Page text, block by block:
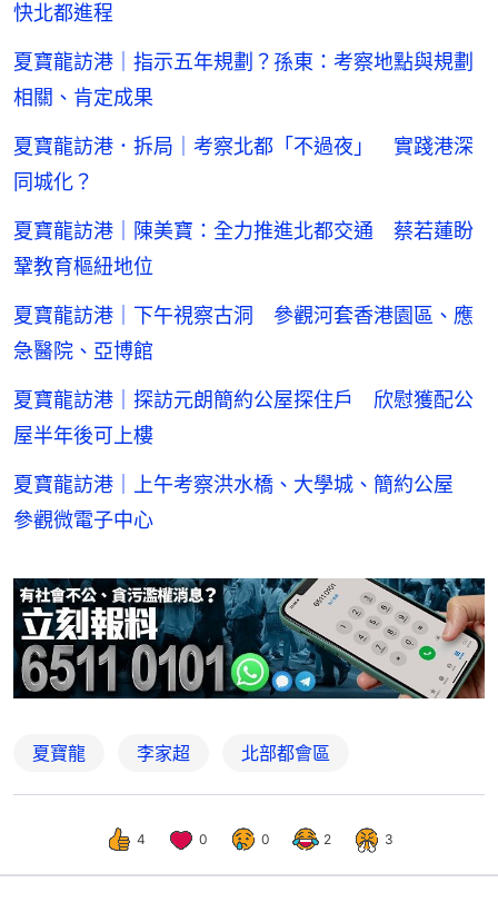
快北都進程
夏寶龍訪港｜指示五年規劃？孫東：考察地點與規劃
相關、肯定成果
夏寶龍訪港．拆局｜考察北都「不過夜」 實踐港深
同城化？
夏寶龍訪港｜陳美寶：全力推進北都交通 蔡若蓮盼
鞏教育樞紐地位
夏寶龍訪港｜下午視察古洞 參觀河套香港園區、應
急醫院、亞博館
夏寶龍訪港｜探訪元朗簡約公屋探住戶 欣慰獲配公
屋半年後可上樓
夏寶龍訪港｜上午考察洪水橋、大學城、簡約公屋
參觀微電子中心
夏寶龍 李家超 北部都會區
4 0 0 2 3